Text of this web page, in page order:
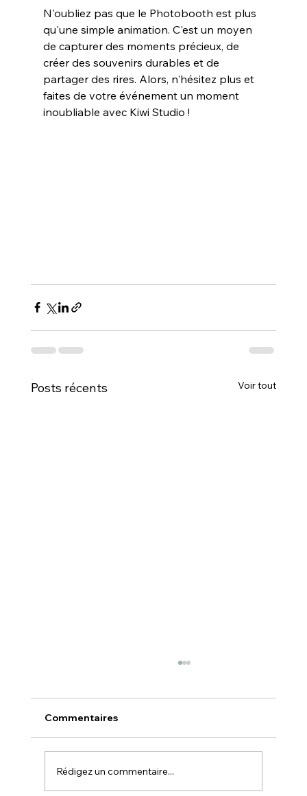
N'oubliez pas que le Photobooth est plus
qu'une simple animation. C'est un moyen
de capturer des moments précieux, de
créer des souvenirs durables et de
partager des rires. Alors, n'hésitez plus et
faites de votre événement un moment
inoubliable avec Kiwi Studio !
Posts récents Voir tout
Commentaires
Rédigez un commentaire...